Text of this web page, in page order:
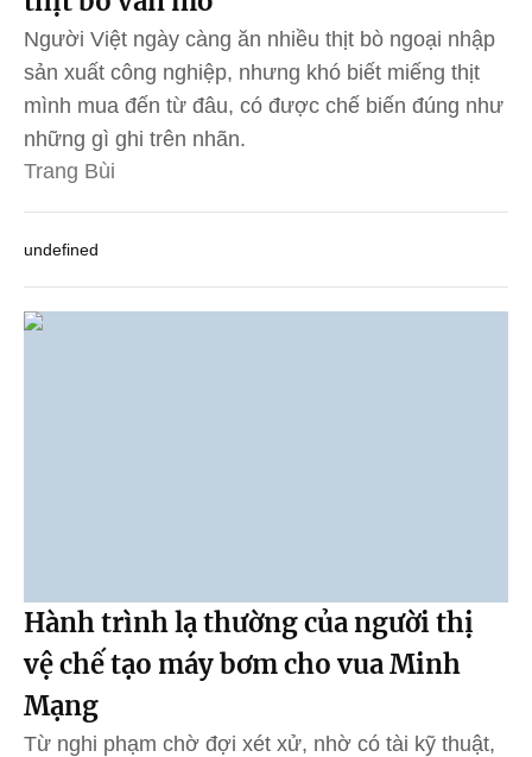
Người Việt ngày càng ăn nhiều thịt bò ngoại nhập
sản xuất công nghiệp, nhưng khó biết miếng thịt
mình mua đến từ đâu, có được chế biến đúng như
những gì ghi trên nhãn.
Trang Bùi
undefined
Hành trình lạ thường của người thị
vệ chế tạo máy bơm cho vua Minh
Mạng
Từ nghi phạm chờ đợi xét xử, nhờ có tài kỹ thuật,